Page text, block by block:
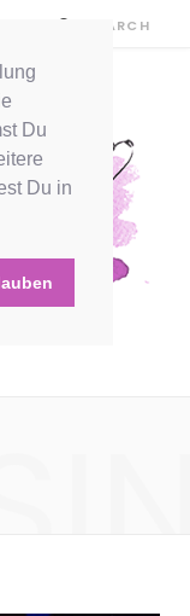
Du
Du in